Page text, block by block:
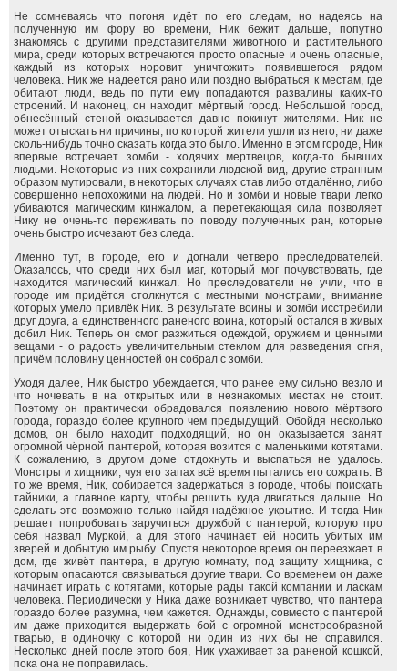
Не сомневаясь что погоня идёт по его следам, но надеясь на
полученную им фору во времени, Ник бежит дальше, попутно
знакомясь с другими представителями животного и растительного
мира, среди которых встречаются просто опасные и очень опасные,
каждый из которых норовит уничтожить появившегося рядом
человека. Ник же надеется рано или поздно выбраться к местам, где
обитают люди, ведь по пути ему попадаются развалины каких-то
строений. И наконец, он находит мёртвый город. Небольшой город,
обнесённый стеной оказывается давно покинут жителями. Ник не
может отыскать ни причины, по которой жители ушли из него, ни даже
сколь-нибудь точно сказать когда это было. Именно в этом городе, Ник
впервые встречает зомби - ходячих мертвецов, когда-то бывших
людьми. Некоторые из них сохранили людской вид, другие странным
образом мутировали, в некоторых случаях став либо отдалённо, либо
совершенно непохожими на людей. Но и зомби и новые твари легко
убиваются магическим кинжалом, а перетекающая сила позволяет
Нику не очень-то переживать по поводу полученных ран, которые
очень быстро исчезают без следа.
Именно тут, в городе, его и догнали четверо преследователей.
Оказалось, что среди них был маг, который мог почувствовать, где
находится магический кинжал. Но преследователи не учли, что в
городе им придётся столкнутся с местными монстрами, внимание
которых умело привлёк Ник. В результате воины и зомби исстребили
друг друга, а единственного раненого воина, который остался в живых
добил Ник. Теперь он смог разжиться одеждой, оружием и ценными
вещами - о радость увеличительным стеклом для разведения огня,
причём половину ценностей он собрал с зомби.
Уходя далее, Ник быстро убеждается, что ранее ему сильно везло и
что ночевать в на открытых или в незнакомых местах не стоит.
Поэтому он практически обрадовался появлению нового мёртвого
города, гораздо более крупного чем предыдущий. Обойдя несколько
домов, он было находит подходящий, но он оказывается занят
огромной чёрной пантерой, которая возится с маленькими котятами.
К сожалению, в другом доме отдохнуть и выспаться не удалось.
Монстры и хищники, чуя его запах всё время пытались его сожрать. В
то же время, Ник, собирается задержаться в городе, чтобы поискать
тайники, а главное карту, чтобы решить куда двигаться дальше. Но
сделать это возможно только найдя надёжное укрытие. И тогда Ник
решает попробовать заручиться дружбой с пантерой, которую про
себя назвал Муркой, а для этого начинает ей носить убитых им
зверей и добытую им рыбу. Спустя некоторое время он переезжает в
дом, где живёт пантера, в другую комнату, под защиту хищника, с
которым опасаются связываться другие твари. Со временем он даже
начинает играть с котятами, которые рады такой компании и ласкам
человека. Периодически у Ника даже возникает чувство, что пантера
гораздо более разумна, чем кажется. Однажды, совместо с пантерой
им даже приходится выдержать бой с огромной монстрообразной
тварью, в одиночку с которой ни один из них бы не справился.
Несколько дней после этого боя, Ник ухаживает за раненой кошкой,
пока она не поправилась.